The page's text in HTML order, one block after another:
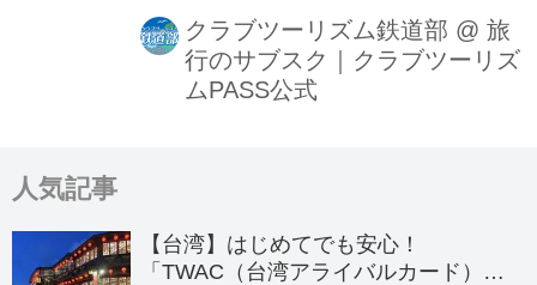
について取り上げます。主に朝ラッシ
ュ時にお客様を都心部へ、夕ラッシュ
時に郊外へ向けて速達で輸送する通勤
―・快速ラビット・快速アーバンに格
下げとなります。今注目！上野東京ラ
クラブツーリズム鉄道部 @ 旅
行のサブスク｜クラブツーリズ
ムPASS公式
人気記事
【台湾】はじめてでも安心！
「TWAC（台湾アライバルカード）」